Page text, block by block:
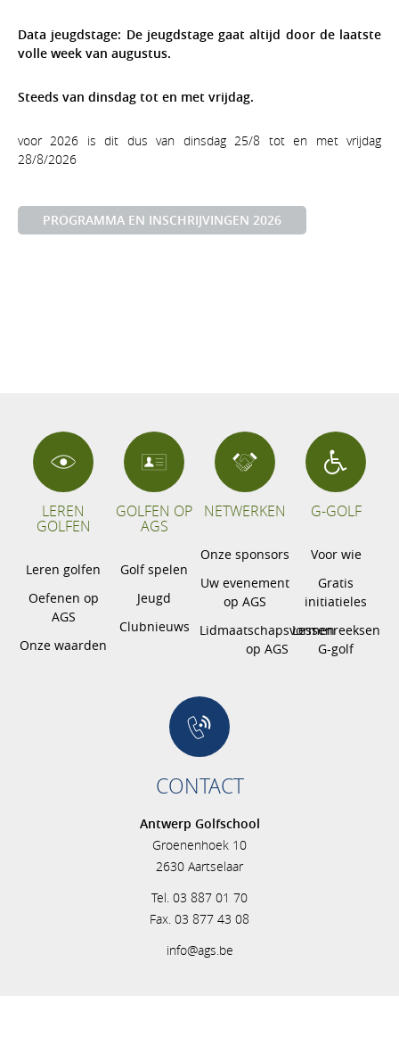
Data jeugdstage: De jeugdstage gaat altijd door de laatste
volle week van augustus.
Steeds van dinsdag tot en met vrijdag.
voor 2026 is dit dus van dinsdag 25/8 tot en met vrijdag
28/8/2026
PROGRAMMA EN INSCHRIJVINGEN 2026
LEREN
GOLFEN
Leren golfen
Oefenen op
AGS
Onze waarden
GOLFEN OP
AGS
Golf spelen
Jeugd
Clubnieuws
NETWERKEN
Onze sponsors
Uw evenement
op AGS
Lidmaatschapsvormen
op AGS
G-GOLF
Voor wie
Gratis
initiatieles
Lessenreeksen
G-golf
CONTACT
Antwerp Golfschool
Groenenhoek 10
2630 Aartselaar
Tel. 03 887 01 70
Fax. 03 877 43 08
info@ags.be